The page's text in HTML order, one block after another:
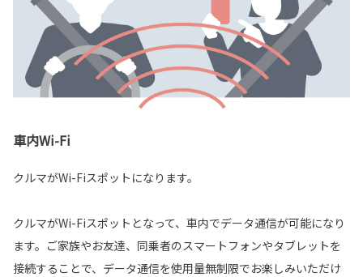
車内Wi-Fi
クルマがWi-Fiスポットになります。
クルマがWi-Fiスポットとなって、車内でデータ通信が可能になり
ます。ご家族やお友達、同乗者のスマートフォンやタブレットを
接続することで、データ通信を使用量無制限でお楽しみいただけ